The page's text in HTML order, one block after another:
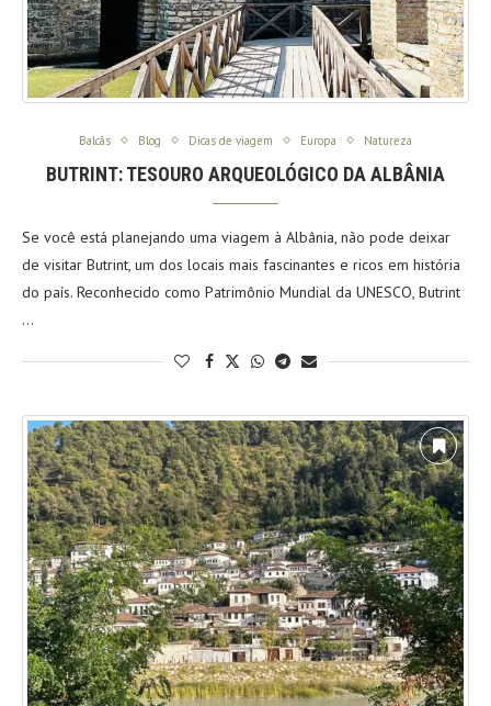
Balcãs Blog Dicas de viagem Europa Natureza
BUTRINT: TESOURO ARQUEOLÓGICO DA ALBÂNIA
Se você está planejando uma viagem à Albânia, não pode deixar
de visitar Butrint, um dos locais mais fascinantes e ricos em história
do país. Reconhecido como Patrimônio Mundial da UNESCO, Butrint
…